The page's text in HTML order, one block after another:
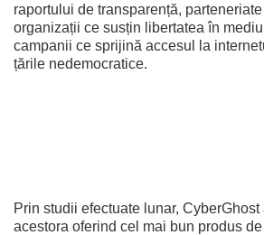
raportului de transparență,
organizații ce susțin libertatea în
campanii ce sprijină accesul la
țările nedemocratice.
Prin studii efectuate lunar,
acestora oferind cel mai bun produs